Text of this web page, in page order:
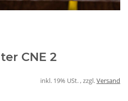
CNE 2
inkl. 19% USt. , zzgl.Versand